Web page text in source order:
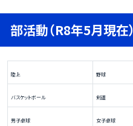
部活動（R8年5月現在）
陸上 野球
バスケットボール 剣道
男子卓球 女子卓球